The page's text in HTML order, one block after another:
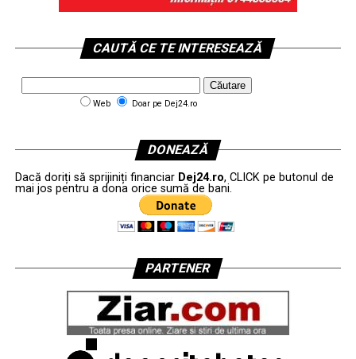
CAUTĂ CE TE INTERESEAZĂ
Web Doar pe Dej24.ro
DONEAZĂ
Dacă doriți să sprijiniți financiar Dej24.ro, CLICK pe butonul de
mai jos pentru a dona orice sumă de bani.
PARTENER